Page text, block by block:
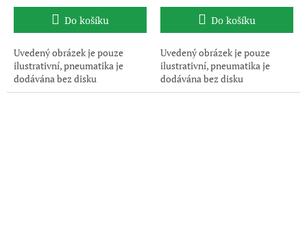
Do košíku
Uvedený obrázek je pouze
ilustrativní, pneumatika je
dodávána bez disku
Do košíku
Uvedený obrázek je pouze
ilustrativní, pneumatika je
dodávána bez disku